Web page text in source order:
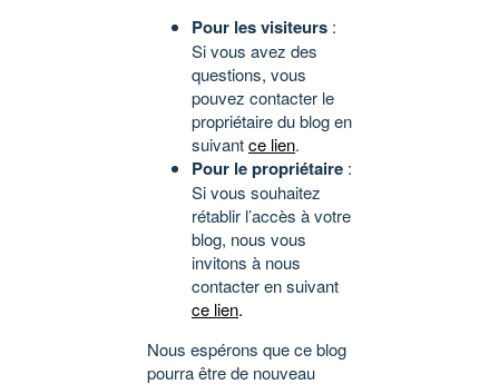
Pour les visiteurs :
Si vous avez des
questions, vous
pouvez contacter le
propriétaire du blog en
suivantce lien.
Pour le propriétaire :
Si vous souhaitez
rétablir l’accès à votre
blog, nous vous
invitons à nous
contacter en suivant
ce lien.
Nous espérons que ce blog
pourra être de nouveau